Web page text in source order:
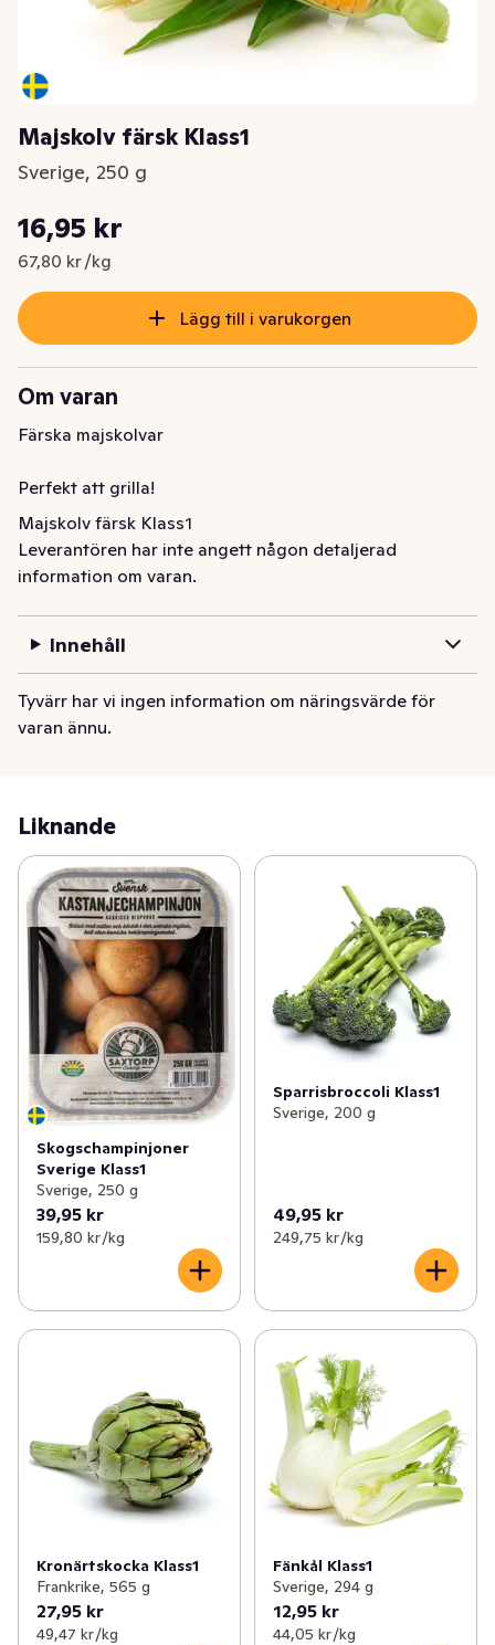
Majskolv färsk Klass1
Sverige, 250 g
Nuvarande pris är: 16,95 kr
16,95 kr
67,80 kr /kg
Styckpris: 67,80 kr /kg
Lägg till i varukorgen
Om varan
Färska majskolvar
Perfekt att grilla!
Majskolv färsk Klass1
Leverantören har inte angett någon detaljerad
information om varan.
Innehåll
Tyvärr har vi ingen information om näringsvärde för
varan ännu.
Liknande
Skogschampinjoner
Sverige Klass1
Sverige, 250 g
39,95 kr
159,80 kr /kg
Sparrisbroccoli Klass1
Sverige, 200 g
49,95 kr
249,75 kr /kg
Kronärtskocka Klass1
Frankrike, 565 g
27,95 kr
49,47 kr /kg
Fänkål Klass1
Sverige, 294 g
12,95 kr
44,05 kr /kg